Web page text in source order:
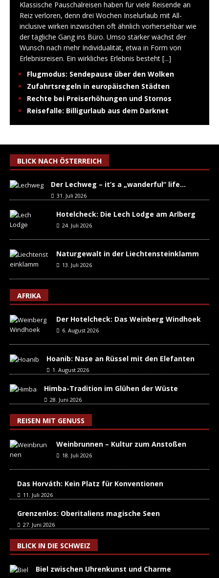
Klassische Pauschalreisen haben für viele Reisende an
Reiz verloren, denn drei Wochen Inselurlaub mit All-
inclusive wirken inzwischen oft ähnlich vorhersehbar wie
der tägliche Gang ins Büro. Umso stärker wächst der
Wunsch nach mehr Individualität, etwa in Form von
Erlebnisreisen. Ein wirkliches Erlebnis besteht [...]
Flugmodus: Sendepause über den Wolken
Zufahrtsregeln in europäischen Städten
Rechte bei Preiserhöhungen und Stornos
Reisefalle: Billigurlaub aus dem Darknet
BLICK NACH ÖSTERREICH
Der Lechweg – it’s a „wanderful“ life…
31. Juli 2026
Hotelcheck: Die Lech Lodge am Arlberg
24. Juli 2026
Naturgewalt in der Liechtensteinklamm
13. Juli 2026
AFRIKA
Der Hotelcheck: Das Weinberg Windhoek
6. August 2026
Hoanib: Nase an Rüssel mit den Elefanten
1. August 2026
Himba-Tradition im Glühen der Wüste
28. Juni 2026
REISEN MIT GENUSS
Weinbrunnen – Kultur zum Anstoßen
18. Juli 2026
Das Horváth: Kein Platz für Konventionen
11. Juli 2026
Grenzenlos: Oberitaliens magische Seen
27. Juni 2026
BLICK IN DIE SCHWEIZ
Biel zwischen Uhrenkunst und Charme